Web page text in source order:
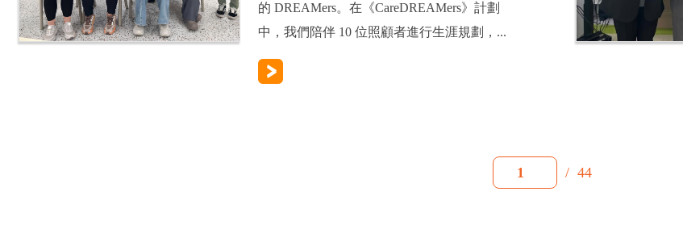
的 DREAMers。在《CareDREAMers》計劃
中，我們陪伴 10 位照顧者進行生涯規劃，...
1 / 44